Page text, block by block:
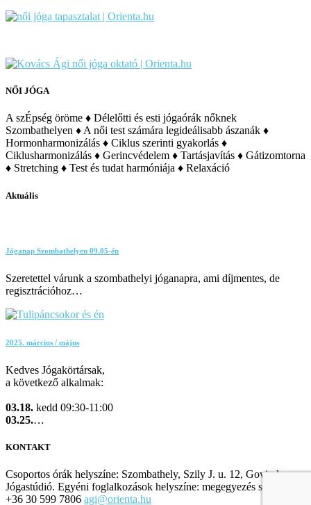
NŐI JÓGA
A szÉpség öröme ♦ Délelőtti és esti jógaórák nőknek
Szombathelyen ♦ A női test számára legideálisabb ászanák ♦
Hormonharmonizálás ♦ Ciklus szerinti gyakorlás ♦
Ciklusharmonizálás ♦ Gerincvédelem ♦ Tartásjavítás ♦ Gátizomtorna
♦ Stretching ♦ Test és tudat harmóniája ♦ Relaxáció
Aktuális
Jóganap Szombathelyen 09.05-én
Szeretettel várunk a szombathelyi jóganapra, ami díjmentes, de
regisztrációhoz…
2025. március / május
Kedves Jógakörtársak,
a következő alkalmak:
03.18. kedd 09:30-11:00
03.25.…
KONTAKT
Csoportos órák helyszíne: Szombathely, Szily J. u. 12, Govinda
Jógastúdió. Egyéni foglalkozások helyszíne: megegyezés szerint.
+36 30 599 7806 agi@orienta.hu